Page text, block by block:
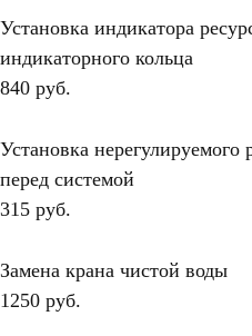
Установка индикатора
индикаторного кольца
840 руб.
Установка нерегулируемого
перед системой
315 руб.
Замена крана чистой воды
1250 руб.